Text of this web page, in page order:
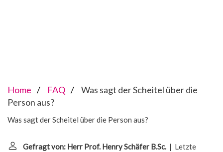
Home FAQ
Was sagt der Scheitel über die
Person aus?
Was sagt der Scheitel über die Person aus?
Gefragt von: Herr Prof. Henry Schäfer B.Sc. | Letzte